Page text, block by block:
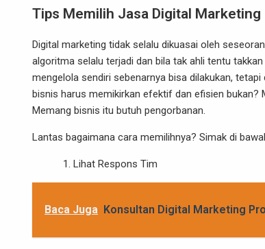
Tips Memilih Jasa Digital
Digital marketing tidak selalu dikuasai oleh
algoritma selalu terjadi dan bila tak ahli tentu
mengelola sendiri sebenarnya bisa dilakukan,
bisnis harus memikirkan efektif dan efisien bukan?
Memang bisnis itu butuh pengorbanan.
Lantas bagaimana cara memilihnya? Simak di
Lihat Respons Tim
Baca Juga Konsultan Digital Marketing